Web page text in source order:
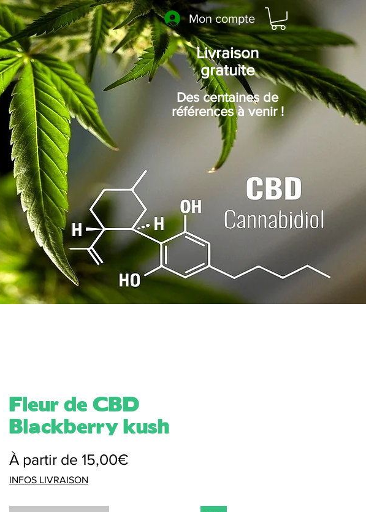
Mon compte
Livraison
gratuite
Des centaines de
références à venir !
Fleur de CBD
Blackberry kush
À partir de 15,00€Prix
INFOS LIVRAISON